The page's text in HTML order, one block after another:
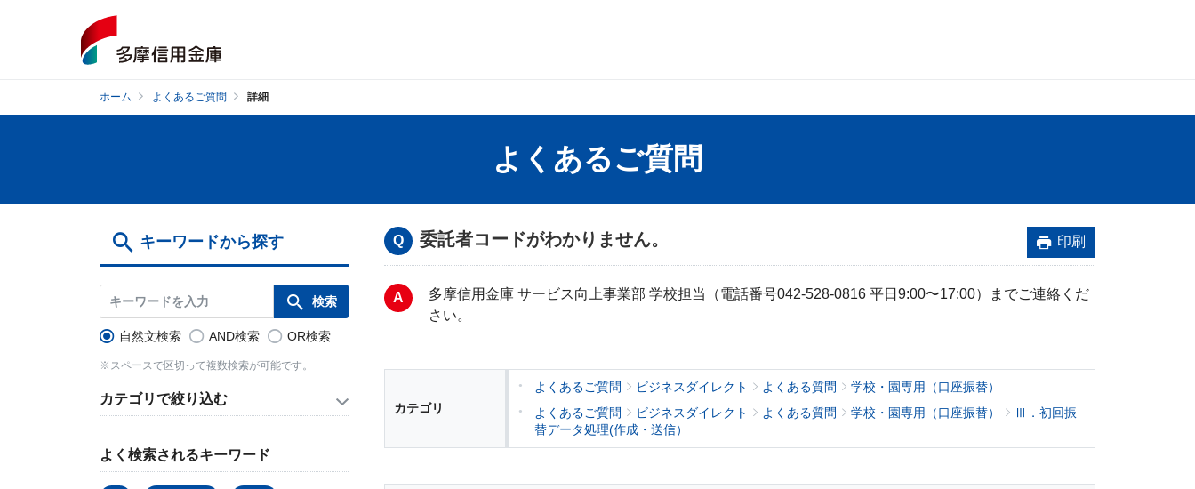
ホーム よくあるご質問 詳細
よくあるご質問
キーワードから探す
自然文検索 AND検索 OR検索
※スペースで区切って複数検索が可能です。
カテゴリで絞り込む
よく検索されるキーワード
委託者コードがわかりません。 印刷
多摩信用金庫 サービス向上事業部 学校担当（電話番号042-528-0816 平日9:00〜17:00）までご連絡くだ
さい。
カテゴリ
よくあるご質問 ビジネスダイレクト よくある質問
学校・園専用（口座振替）
よくあるご質問
ビジネスダイレクト よくある質問 学校・園専用（口座振替）
Ⅲ．初回振
替データ処理(作成・送信）